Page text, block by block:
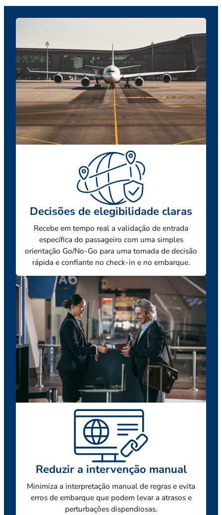
Decisões de elegibilidade claras
Recebe em tempo real a validação de entrada
específica do passageiro com uma simples
orientação Go/No-Go para uma tomada de decisão
rápida e confiante no check-in e no embarque.
Reduzir a intervenção manual
Minimiza a interpretação manual de regras e evita
erros de embarque que podem levar a atrasos e
perturbações dispendiosas.